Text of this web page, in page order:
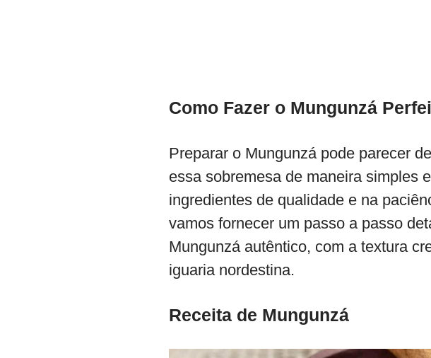
Como Fazer o Mungunzá
Preparar o Mungunzá pode parecer
essa sobremesa de maneira simples
ingredientes de qualidade e na
vamos fornecer um passo a passo
Mungunzá autêntico, com a textura
iguaria nordestina.
Receita de Mungunzá